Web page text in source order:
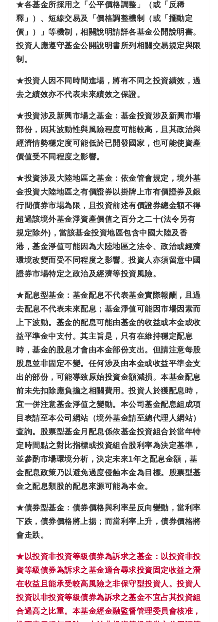
★各基金所採用之「公平價格調整」（或「反稀
釋」）、短線交易及「價格調整機制（或「擺動定
價」）」等機制，相關說明請詳各基金公開說明書。
投資人應遵守基金公開說明書所列相關交易規定與限
制。
★投資人因不同時間進場，將有不同之投資績效，過
去之績效亦不代表未來績效之保證。
★投資涉及新興市場之基金：基金投資涉及新興市場
部份，因其波動性與風險程度可能較高，且其政治與
經濟情勢穩定度可能低於已開發國家，也可能使資產
價值受不同程度之影響。
★投資涉及大陸地區之基金： 依金管會規定， 境外基
金投資大陸地區之有價證券以掛牌上市有價證券及銀
行間債券市場為限，且投資前述有價證券總金額不得
超過該境外基金淨資產價值之百分之二十(法令另有
規定除外)， 當該基金投資地區包含中國大陸及香
港，基金淨值可能因為大陸地區之法令、政治或經濟
環境改變而受不同程度之影響。 投資人亦須留意中國
證券市場特定之政治及經濟等投資風險。
★配息型基金：基金配息不代表基金實際報酬，且過
去配息不代表未來配息；基金淨值可能因市場因素而
上下波動。基金的配息可能由基金的收益或本金或收
益平準金中支付。 其主旨是，只有在維持穩定配息
時，基金的股息才會由本金部份支出。但請注意每股
股息並非固定不變。 任何涉及由本金或收益平準金支
出的部份，可能導致原始投資金額減損。本基金配息
前未先扣除應負擔之相關費用。投資人於獲配息時，
宜一併注意基金淨值之變動。本公司基金配息組成項
目表請至本公司網站（境外基金請至總代理人網站）
查詢。股票型基金月配息係依基金投資組合於當年特
定時間點之對比指標或投資組合股利率為決定基準，
並參酌市場環境分析，決定未來1年之配息金額，基
金配息政策乃以避免過度侵蝕本金為目標。股票型基
金之配息類股的配息來源可能為本金。
★債券型基金：債券價格與利率呈反向變動，當利率
下跌，債券價格將上揚；而當利率上升，債券價格將
會走跌。
★以投資非投資等級債券為訴求之基金：以投資非投
資等級債券為訴求之基金適合尋求投資固定收益之潛
在收益且能承受較高風險之非保守型投資人。投資人
投資以非投資等級債券為訴求之基金不宜占其投資組
合過高之比重。本基金經金融監督管理委員會核准，